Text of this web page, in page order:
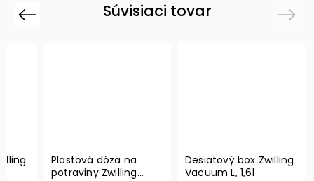
Súvisiaci tovar
Previous
Plastová dóza na
potraviny Zwilling
Desiatový box Zwilling
Vacuum L, 1,6l
Next